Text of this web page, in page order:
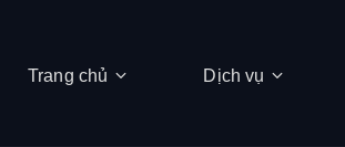
Trang chủ Dịch vụ